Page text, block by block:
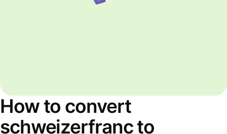
How to convert
schweizerfranc to